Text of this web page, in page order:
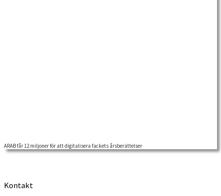
Riksbankens Jubileumsfond tilldelar ARAB över 12,2 miljoner kronor för att
ARAB får 12 miljoner för att digitalisera fackets årsberättelser
Kontakt